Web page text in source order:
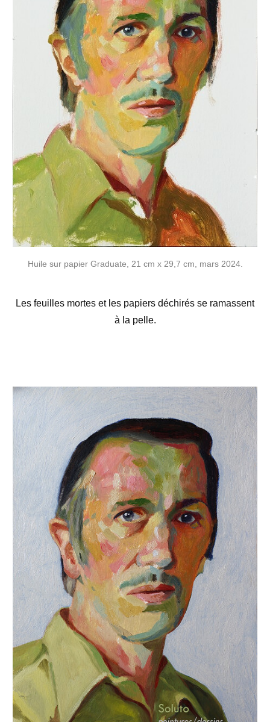
Huile sur papier Graduate, 21 cm x 29,7 cm, mars 2024.
Les feuilles mortes et les papiers déchirés se ramassent
à la pelle.